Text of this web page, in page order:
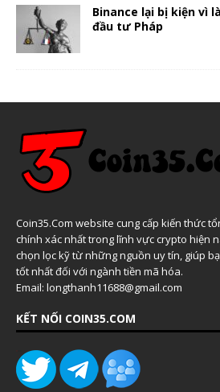
Binance lại bị kiện vì
đầu tư Pháp
Coin35.Com website cung cấp kiến thức
chính xác nhất trong lĩnh vực crypto hiện
chọn lọc kỹ từ những nguồn uy tín, giúp
tốt nhất đối với ngành tiền mã hóa.
Email: longthanh11688@gmail.com
KẾT NỐI COIN35.COM